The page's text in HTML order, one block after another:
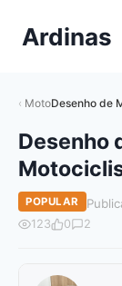
paraArdinas
MotoDesenho de
Desenho
POPULAR
123 0 2